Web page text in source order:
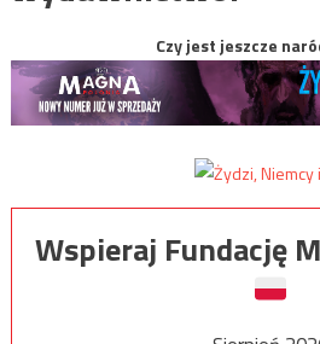
Czy jest jeszcze
Wspieraj Fundację